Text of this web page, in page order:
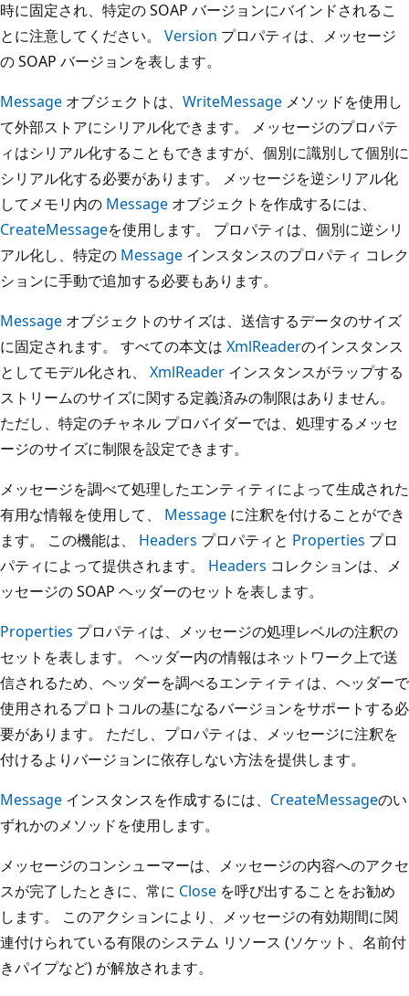
時に固定され、特定の SOAP バージョンにバインドされるこ
とに注意してください。 Version プロパティは、メッセージ
の SOAP バージョンを表します。
Message オブジェクトは、 WriteMessage メソッドを使用し
て外部ストアにシリアル化できます。 メッセージのプロパテ
ィはシリアル化することもできますが、個別に識別して個別に
シリアル化する必要があります。 メッセージを逆シリアル化
してメモリ内の Message オブジェクトを作成するには、
CreateMessageを使用します。 プロパティは、個別に逆シリ
アル化し、特定の Message インスタンスのプロパティ コレク
ションに手動で追加する必要もあります。
Message オブジェクトのサイズは、送信するデータのサイズ
に固定されます。 すべての本文は XmlReaderのインスタンス
としてモデル化され、 XmlReader インスタンスがラップする
ストリームのサイズに関する定義済みの制限はありません。
ただし、特定のチャネル プロバイダーでは、処理するメッセ
ージのサイズに制限を設定できます。
メッセージを調べて処理したエンティティによって生成された
有用な情報を使用して、 Message に注釈を付けることができ
ます。 この機能は、 Headers プロパティと Properties プロ
パティによって提供されます。 Headers コレクションは、メ
ッセージの SOAP ヘッダーのセットを表します。
Properties プロパティは、メッセージの処理レベルの注釈の
セットを表します。 ヘッダー内の情報はネットワーク上で送
信されるため、ヘッダーを調べるエンティティは、ヘッダーで
使用されるプロトコルの基になるバージョンをサポートする必
要があります。 ただし、プロパティは、メッセージに注釈を
付けるよりバージョンに依存しない方法を提供します。
Message インスタンスを作成するには、 CreateMessageのい
ずれかのメソッドを使用します。
メッセージのコンシューマーは、メッセージの内容へのアクセ
スが完了したときに、常に Close を呼び出することをお勧め
します。 このアクションにより、メッセージの有効期間に関
連付けられている有限のシステム リソース (ソケット、名前付
きパイプなど) が解放されます。